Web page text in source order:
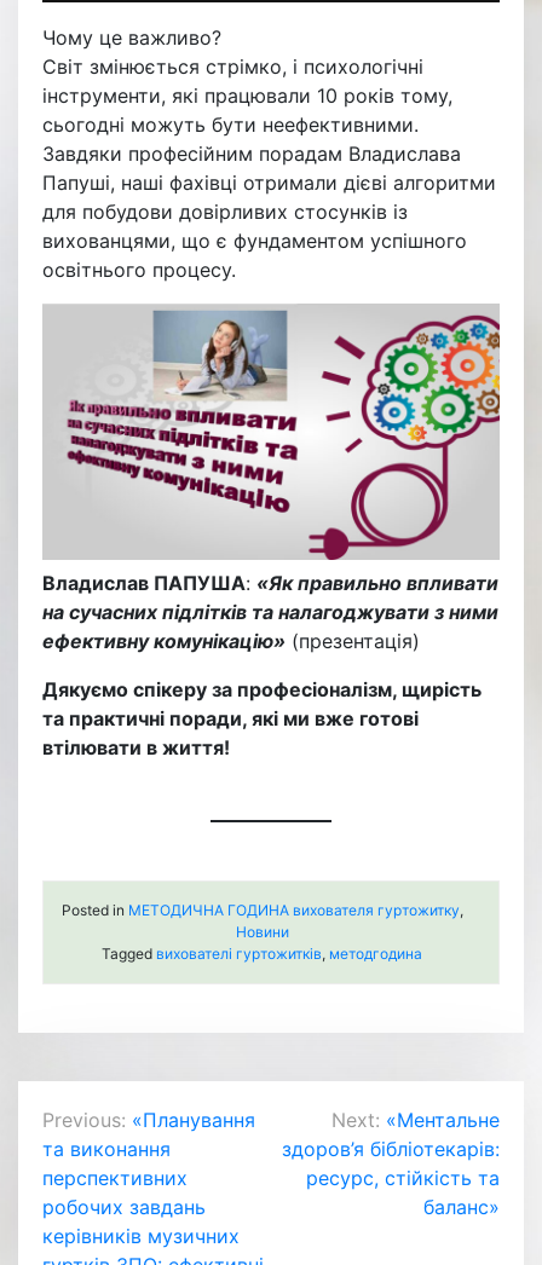
Чому це важливо?
Світ змінюється стрімко, і психологічні
інструменти, які працювали 10 років тому,
сьогодні можуть бути неефективними.
Завдяки професійним порадам Владислава
Папуші, наші фахівці отримали дієві алгоритми
для побудови довірливих стосунків із
вихованцями, що є фундаментом успішного
освітнього процесу.
Владислав ПАПУША: «Як правильно впливати
на сучасних підлітків та налагоджувати з ними
ефективну комунікацію» (презентація)
Дякуємо спікеру за професіоналізм, щирість
та практичні поради, які ми вже готові
втілювати в життя!
Posted in МЕТОДИЧНА ГОДИНА вихователя гуртожитку,
Новини
Tagged вихователі гуртожитків, методгодина
Навігація
записів
Previous: «Планування
та виконання
перспективних
робочих завдань
керівників музичних
Next: «Ментальне
здоров’я бібліотекарів:
ресурс, стійкість та
баланс»